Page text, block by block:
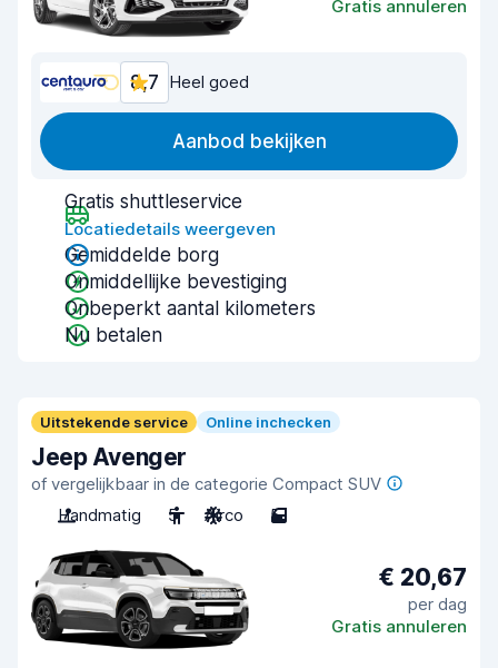
Gratis annuleren
8,7 Heel goed
Aanbod bekijken
Gratis shuttleservice
Locatiedetails weergeven
Gemiddelde borg
Onmiddellijke bevestiging
Onbeperkt aantal kilometers
Nu betalen
Uitstekende service Online inchecken
Jeep Avenger
of vergelijkbaar in de categorie Compact SUV
Handmatig
5 Airco 5
€ 20,67
per dag
Gratis annuleren